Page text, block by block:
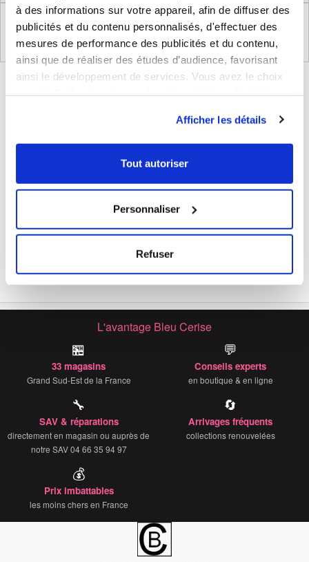
à des informations sur votre appareil, afin de diffuser des
publicités et du contenu personnalisés, d'effectuer des
mesures de performance des publicités et du contenu,
ainsi que de réaliser des études d’audience, favorisant
ainsi le développement de services. Vous avez le choix
tout moment en consultant la Déclaration relative aux
cookies ou en cliquant sur l'icône de confidentialité.
Collecter des informations sur votre localisation
géographique qui peuvent être précises à plusieurs
mètres près
pour en relever les caractéristiques spécifiques
(empreintes digitales).
personnelles et définir vos préférences, reportez-vous à
section « Détails ». Vous pouvez modifier ou retirer
votre consentement à tout moment à partir de la
déclaration sur les cookies.
et les annonces, d'offrir des fonctionnalités relatives aux
médias sociaux et d'analyser notre trafic. Nous
partageons également des informations sur l'utilisation de
publicité et d'analyse, qui peuvent combiner celles-ci
avec d'autres informations que vous leur avez fournies
Afficher les détails
Tout autoriser
Personnaliser
Refuser
Règlement (UE) 2023/988 relatifs à la Sécurité
Générale des Produits
BLEUCERISE VOUS CONSEILLE
Parapluie pliable avec ouverture et
L'avantage Bleu Cerise
🏪
33 magasins
Grand Sud-Est de la France
💬
Conseils experts
en boutique & en ligne
🔧
SAV & réparations
directement en magasin ou auprès de
notre SAV 04 66 35 94 97
🔄
Arrivages fréquents
collections renouvelées
💰
Prix imbattables
les moins chers en France